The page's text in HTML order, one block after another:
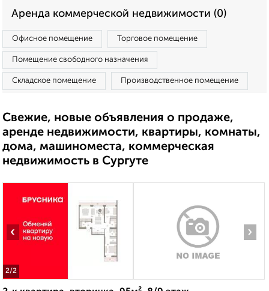
Аренда коммерческой недвижимости (0)
Офисное помещение Торговое помещение
Помещение свободного назначения
Складское помещение Производственное помещение
Свежие, новые объявления о продаже,
аренде недвижимости, квартиры, комнаты,
дома, машиноместа, коммерческая
недвижимость в Сургуте
2/2
‹ ›